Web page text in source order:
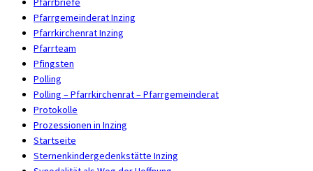
Pfarrgemeinderat Inzing
Pfarrkirchenrat Inzing
Pfarrteam
Pfingsten
Polling
Polling – Pfarrkirchenrat – Pfarrgemeinderat
Protokolle
Prozessionen in Inzing
Startseite
Sternenkindergedenkstätte Inzing